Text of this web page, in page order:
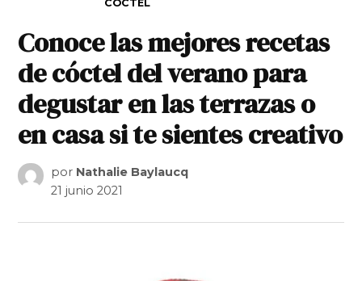
CÓCTEL
Conoce las mejores recetas
de cóctel del verano para
degustar en las terrazas o
en casa si te sientes creativo
por Nathalie Baylaucq
21 junio 2021